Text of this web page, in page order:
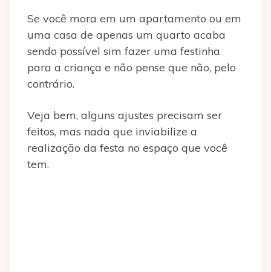
Se você mora em um apartamento ou em
uma casa de apenas um quarto acaba
sendo possível sim fazer uma festinha
para a criança e não pense que não, pelo
contrário.
Veja bem, alguns ajustes precisam ser
feitos, mas nada que inviabilize a
realização da festa no espaço que você
tem.